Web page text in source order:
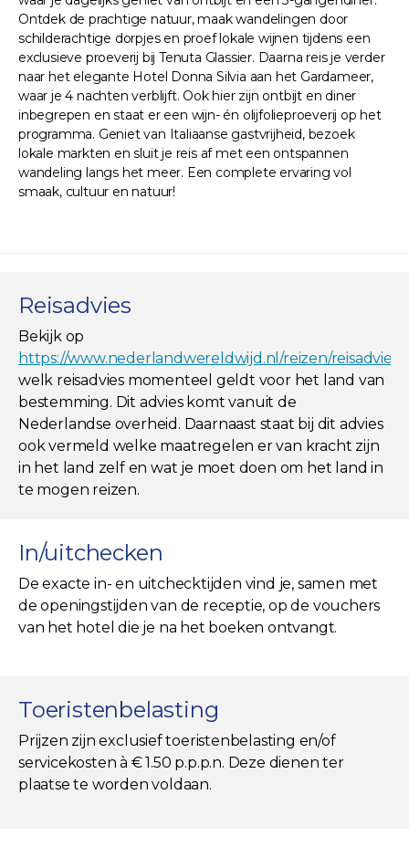
Ontdek de prachtige natuur, maak wandelingen door
schilderachtige dorpjes en proef lokale wijnen tijdens een
exclusieve proeverij bij Tenuta Glassier. Daarna reis je verder
naar het elegante Hotel Donna Silvia aan het Gardameer,
waar je 4 nachten verblijft. Ook hier zijn ontbijt en diner
inbegrepen en staat er een wijn- én olijfolieproeverij op het
programma. Geniet van Italiaanse gastvrijheid, bezoek
lokale markten en sluit je reis af met een ontspannen
wandeling langs het meer. Een complete ervaring vol
smaak, cultuur en natuur!
Reisadvies
Bekijk op
https://www.nederlandwereldwijd.nl/reizen/
welk reisadvies momenteel geldt voor het land van
bestemming. Dit advies komt vanuit de
Nederlandse overheid. Daarnaast staat bij dit advies
ook vermeld welke maatregelen er van kracht zijn
in het land zelf en wat je moet doen om het land in
te mogen reizen.
In/uitchecken
De exacte in- en uitchecktijden vind je, samen met
de openingstijden van de receptie, op de vouchers
van het hotel die je na het boeken ontvangt.
Toeristenbelasting
Prijzen zijn exclusief toeristenbelasting en/of
servicekosten à € 1.50 p.p.p.n. Deze dienen ter
plaatse te worden voldaan.